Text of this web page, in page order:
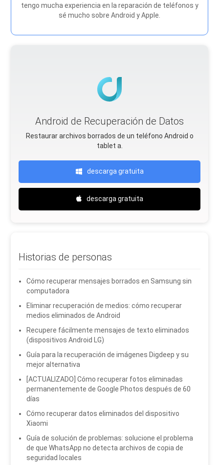
tengo mucha experiencia en la reparación de teléfonos y
sé mucho sobre Android y Apple.
Android de Recuperación de Datos
Restaurar archivos borrados de un teléfono Android o
tablet a.
descarga gratuita
descarga gratuita
Historias de personas
Cómo recuperar mensajes borrados en Samsung sin
computadora
Eliminar recuperación de medios: cómo recuperar
medios eliminados de Android
Recupere fácilmente mensajes de texto eliminados
(dispositivos Android LG)
Guía para la recuperación de imágenes Digdeep y su
mejor alternativa
[ACTUALIZADO] Cómo recuperar fotos eliminadas
permanentemente de Google Photos después de 60
días
Cómo recuperar datos eliminados del dispositivo
Xiaomi
Guía de solución de problemas: solucione el problema
de que WhatsApp no ​​detecta archivos de copia de
seguridad locales